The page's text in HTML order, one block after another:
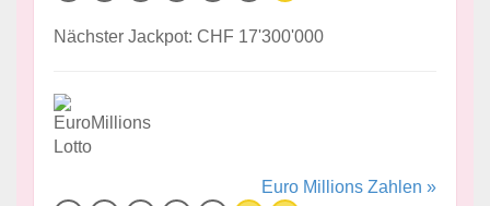
Nächster Jackpot: CHF 17'300'000
Euro Millions Zahlen »